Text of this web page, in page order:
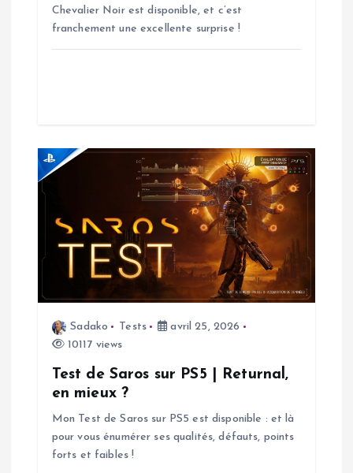
t
Chevalier Noir est disponible, et c’est
franchement une excellente surprise !
Sadako Tests
avril 25, 2026
10117 views
Test de Saros sur PS5 | Returnal,
en mieux ?
Mon Test de Saros sur PS5 est disponible : et là
pour vous énumérer ses qualités, défauts, points
forts et faibles !